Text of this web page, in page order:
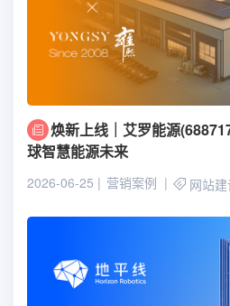
焕新上线｜艾罗能源
球智慧能源未来
2026-06-25 营销案例 网站建